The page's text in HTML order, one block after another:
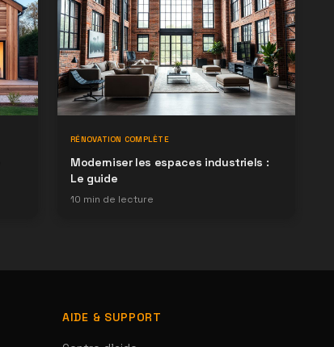
RÉNOVATION COMPLÈTE
Moderniser les espaces industriels :
Le guide
10 min de lecture
AIDE & SUPPORT